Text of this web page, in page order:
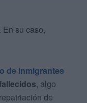
su caso,
de inmigrantes
, algo
de